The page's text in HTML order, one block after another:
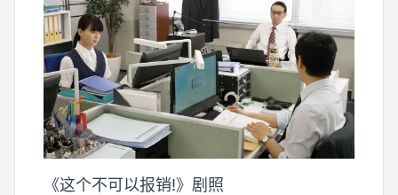
《这个不可以报销!》剧照